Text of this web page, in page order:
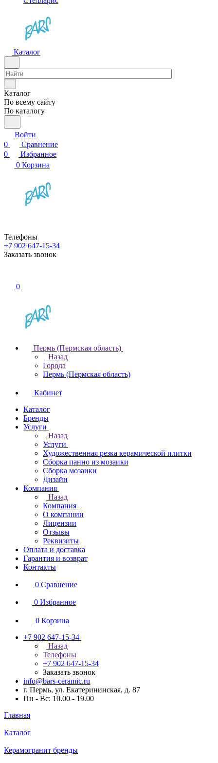
Каталог
Каталог
По всему сайту
По каталогу
Войти
0
Сравнение
0
Избранное
0 Корзина
Телефоны
+7 902 647-15-34
Заказать звонок
0
Пермь (Пермская область)
Назад
Города
Пермь (Пермская область)
Кабинет
Каталог
Бренды
Услуги
Назад
Услуги
Художественная резка керамической плитки
Сборка панно из мозаики
Сборка мозаики
Дизайн
Компания
Назад
Компания
О компании
Лицензии
Отзывы
Реквизиты
Оплата и доставка
Гарантия и возврат
Контакты
0 Сравнение
0 Избранное
0 Корзина
+7 902 647-15-34
Назад
Телефоны
+7 902 647-15-34
Заказать звонок
info@bars-ceramic.ru
г. Пермь, ул. Екатерининская, д. 87
Пн - Вс: 10.00 - 19.00
Главная
Каталог
Керамогранит бренды